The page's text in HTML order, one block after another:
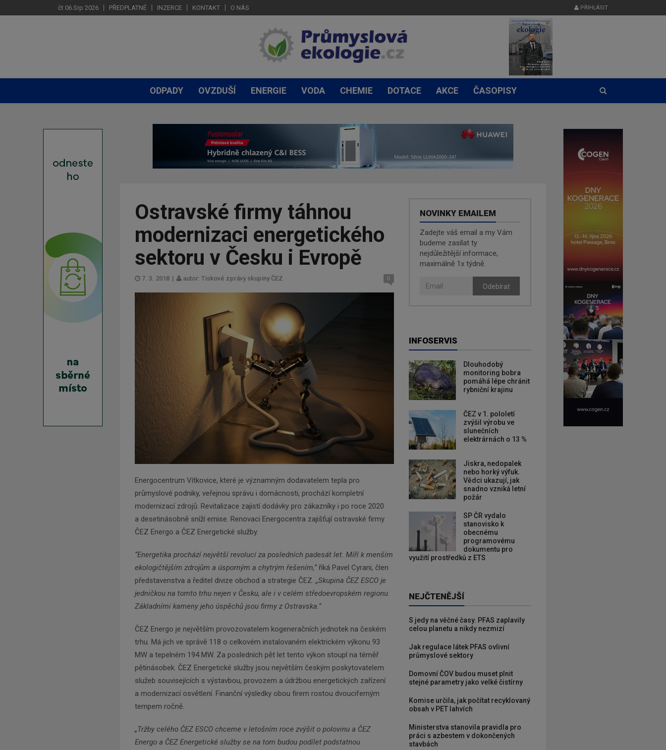
čt 06.Srp 2026 PŘEDPLATNÉ INZERCE KONTAKT O NÁS PŘIHLÁSIT
ODPADY OVZDUŠÍ ENERGIE VODA CHEMIE DOTACE AKCE ČASOPISY
Ostravské firmy táhnou
modernizaci energetického
sektoru v Česku i Evropě
7. 3. 2018 | autor: Tiskové zprávy skupiny ČEZ 0
Energocentrum Vítkovice, které je významným dodavatelem tepla pro
průmyslové podniky, veřejnou správu i domácnosti, prochází kompletní
modernizací zdrojů. Revitalizace zajistí dodávky pro zákazníky i po roce 2020
a desetinásobně sníží emise. Renovaci Energocentra zajišťují ostravské firmy
ČEZ Energo a ČEZ Energetické služby.
“Energetika prochází největší revolucí za posledních padesát let. Míří k menším
ekologičtějším zdrojům a úsporným a chytrým řešením,“říká Pavel Cyrani, člen
představenstva a ředitel divize obchod a strategie ČEZ. „Skupina ČEZ ESCO je
jedničkou na tomto trhu nejen v Česku, ale i v celém středoevropském regionu.
Základními kameny jeho úspěchů jsou firmy z Ostravska.“
ČEZ Energo je největším provozovatelem kogeneračních jednotek na českém
trhu. Má jich ve správě 118 o celkovém instalovaném elektrickém výkonu 93
MW a tepelném 194 MW. Za posledních pět let tento výkon stoupl na téměř
pětinásobek. ČEZ Energetické služby jsou největším českým poskytovatelem
služeb souvisejících s výstavbou, provozem a údržbou energetických zařízení
a modernizací osvětlení. Finanční výsledky obou firem rostou dvouciferným
tempem ročně.
„Tržby celého ČEZ ESCO chceme v letošním roce zvýšit o polovinu a ČEZ
Energo a ČEZ Energetické služby se na tom budou podílet podstatnou
NOVINKY EMAILEM
Zadejte váš email a my Vám
budeme zasílat ty
nejdůležitější informace,
maximálně 1x týdně.
Odebírat
INFOSERVIS
Dlouhodobý
monitoring bobra
pomáhá lépe chránit
rybniční krajinu
ČEZ v 1. pololetí
zvýšil výrobu ve
slunečních
elektrárnách o 13 %
Jiskra, nedopalek
nebo horký výfuk.
Vědci ukazují, jak
snadno vzniká letní
požár
SP ČR vydalo
stanovisko k
obecnému
programovému
dokumentu pro
využití prostředků z ETS
NEJČTENĚJŠÍ
S jedy na věčné časy. PFAS zaplavily
celou planetu a nikdy nezmizí
Jak regulace látek PFAS ovlivní
průmyslové sektory
Domovní ČOV budou muset plnit
stejné parametry jako velké čistírny
Komise určila, jak počítat recyklovaný
obsah v PET lahvích
Ministerstva stanovila pravidla pro
práci s azbestem v dokončených
stavbách